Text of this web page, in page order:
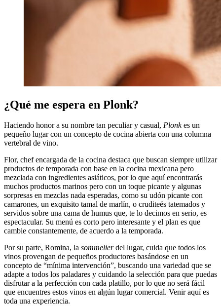
¿Qué me espera en Plonk?
Haciendo honor a su nombre tan peculiar y casual, Plonkes un
pequeño lugar con un concepto de cocina abierta con una columna
vertebral de vino.
Flor, chef encargada de la cocina destaca que buscan siempre utilizar
productos de temporada con base en la cocina mexicana pero
mezclada con ingredientes asiáticos, por lo que aquí encontrarás
muchos productos marinos pero con un toque picante y algunas
sorpresas en mezclas nada esperadas, como su udón picante con
camarones, un exquisito tamal de marlín, o cruditeés tatemados y
servidos sobre una cama de humus que, te lo decimos en serio, es
espectacular. Su menú es corto pero interesante y el plan es que
cambie constantemente, de acuerdo a la temporada.
Por su parte, Romina, la sommelierdel lugar, cuida que todos los
vinos provengan de pequeños productores basándose en un
concepto de “mínima intervención”, buscando una variedad que se
adapte a todos los paladares y cuidando la selección para que puedas
disfrutar a la perfección con cada platillo, por lo que no será fácil
que encuentres estos vinos en algún lugar comercial. Venir aquí es
toda una experiencia.